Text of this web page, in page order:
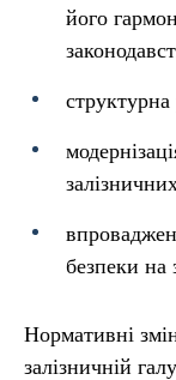
його
безпеки на
Нормативні
залізничній